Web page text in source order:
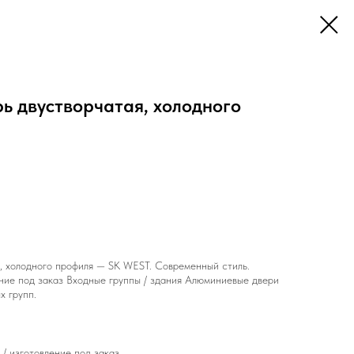
двустворчатая, холодного
холодного профиля — SK WEST. Современный стиль.
под заказ Входные группы / здания Алюминиевые двери
групп.